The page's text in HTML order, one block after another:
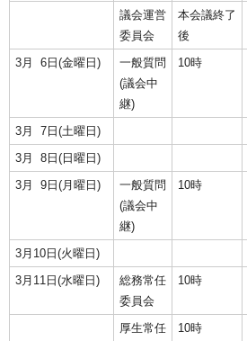
議会運営
委員会
本会議終了
後
3月 6日(金曜日)
一般質問
(議会中
継)
10時
3月 7日(土曜日)
3月 8日(日曜日)
3月 9日(月曜日)
一般質問
(議会中
継)
10時
3月10日(火曜日)
3月11日(水曜日)
総務常任
委員会
10時
厚生常任
10時